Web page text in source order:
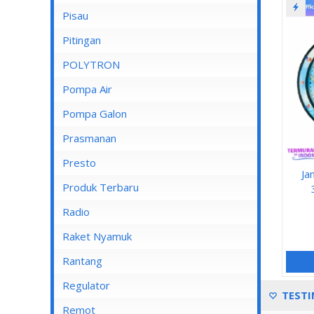
Lampu Spotlight
Pisau
Pitingan
POLYTRON
Pompa Air
Pompa Air Panasonic
Pompa Air Shimizu
Pompa Galon
Prasmanan
Presto
Produk Terbaru
Radio
Raket Nyamuk
Rantang
Regulator
Remot